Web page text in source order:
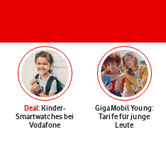
Deal: Kinder-
Smartwatches bei
Vodafone
GigaMobil Young:
Tarife für junge
Leute